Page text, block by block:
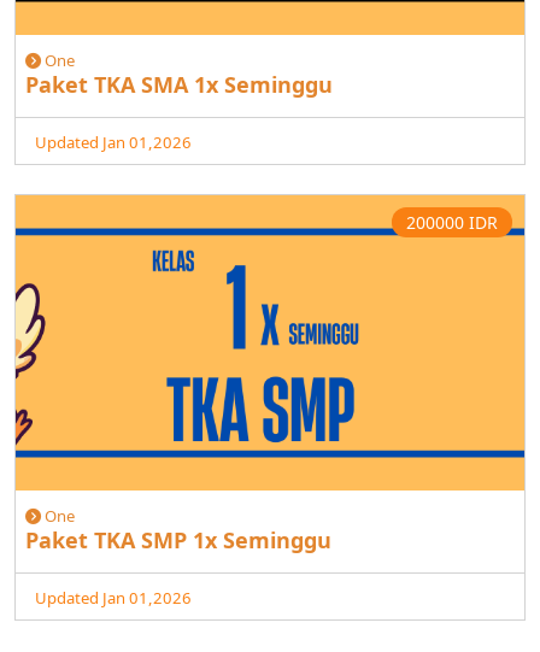
One
Paket TKA SMA 1x Seminggu
Updated Jan 01,2026
200000 IDR
One
Paket TKA SMP 1x Seminggu
Updated Jan 01,2026